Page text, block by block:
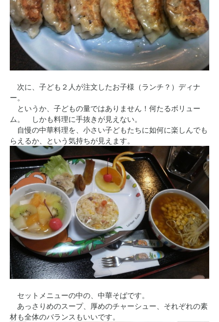
次に、子ども２人が注文したお子様（ランチ？）ディナ
ー。
というか、子どもの量ではありません！何たるボリュー
ム。 しかも料理に手抜きが見えない。
自慢の中華料理を、小さい子どもたちに如何に楽しんでも
らえるか、という気持ちが見えます。
セットメニューの中の、中華そばです。
あっさりめのスープ、厚めのチャーシュー、それぞれの素
材も全体のバランスもいいです。